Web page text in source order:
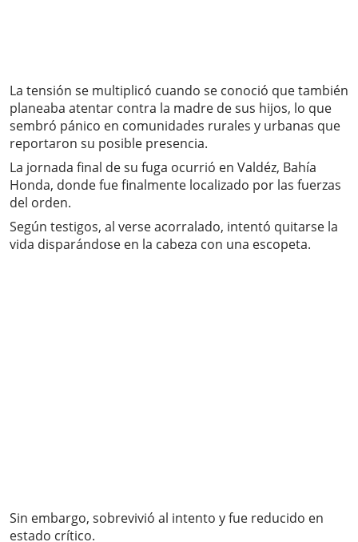
La tensión se multiplicó cuando se conoció que también
planeaba atentar contra la madre de sus hijos, lo que
sembró pánico en comunidades rurales y urbanas que
reportaron su posible presencia.
La jornada final de su fuga ocurrió en Valdéz, Bahía
Honda, donde fue finalmente localizado por las fuerzas
del orden.
Según testigos, al verse acorralado, intentó quitarse la
vida disparándose en la cabeza con una escopeta.
Sin embargo, sobrevivió al intento y fue reducido en
estado crítico.